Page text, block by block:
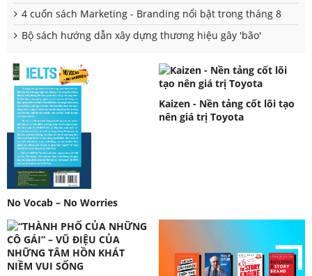
4 cuốn sách Marketing - Branding nổi bật trong tháng 8
Bộ sách hướng dẫn xây dựng thương hiệu gây 'bão'
No Vocab – No Worries
Kaizen - Nền tảng cốt lõi tạo
nên giá trị Toyota